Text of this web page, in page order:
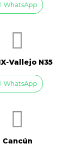
WhatsApp
Vallejo N35
WhatsApp
Cancún